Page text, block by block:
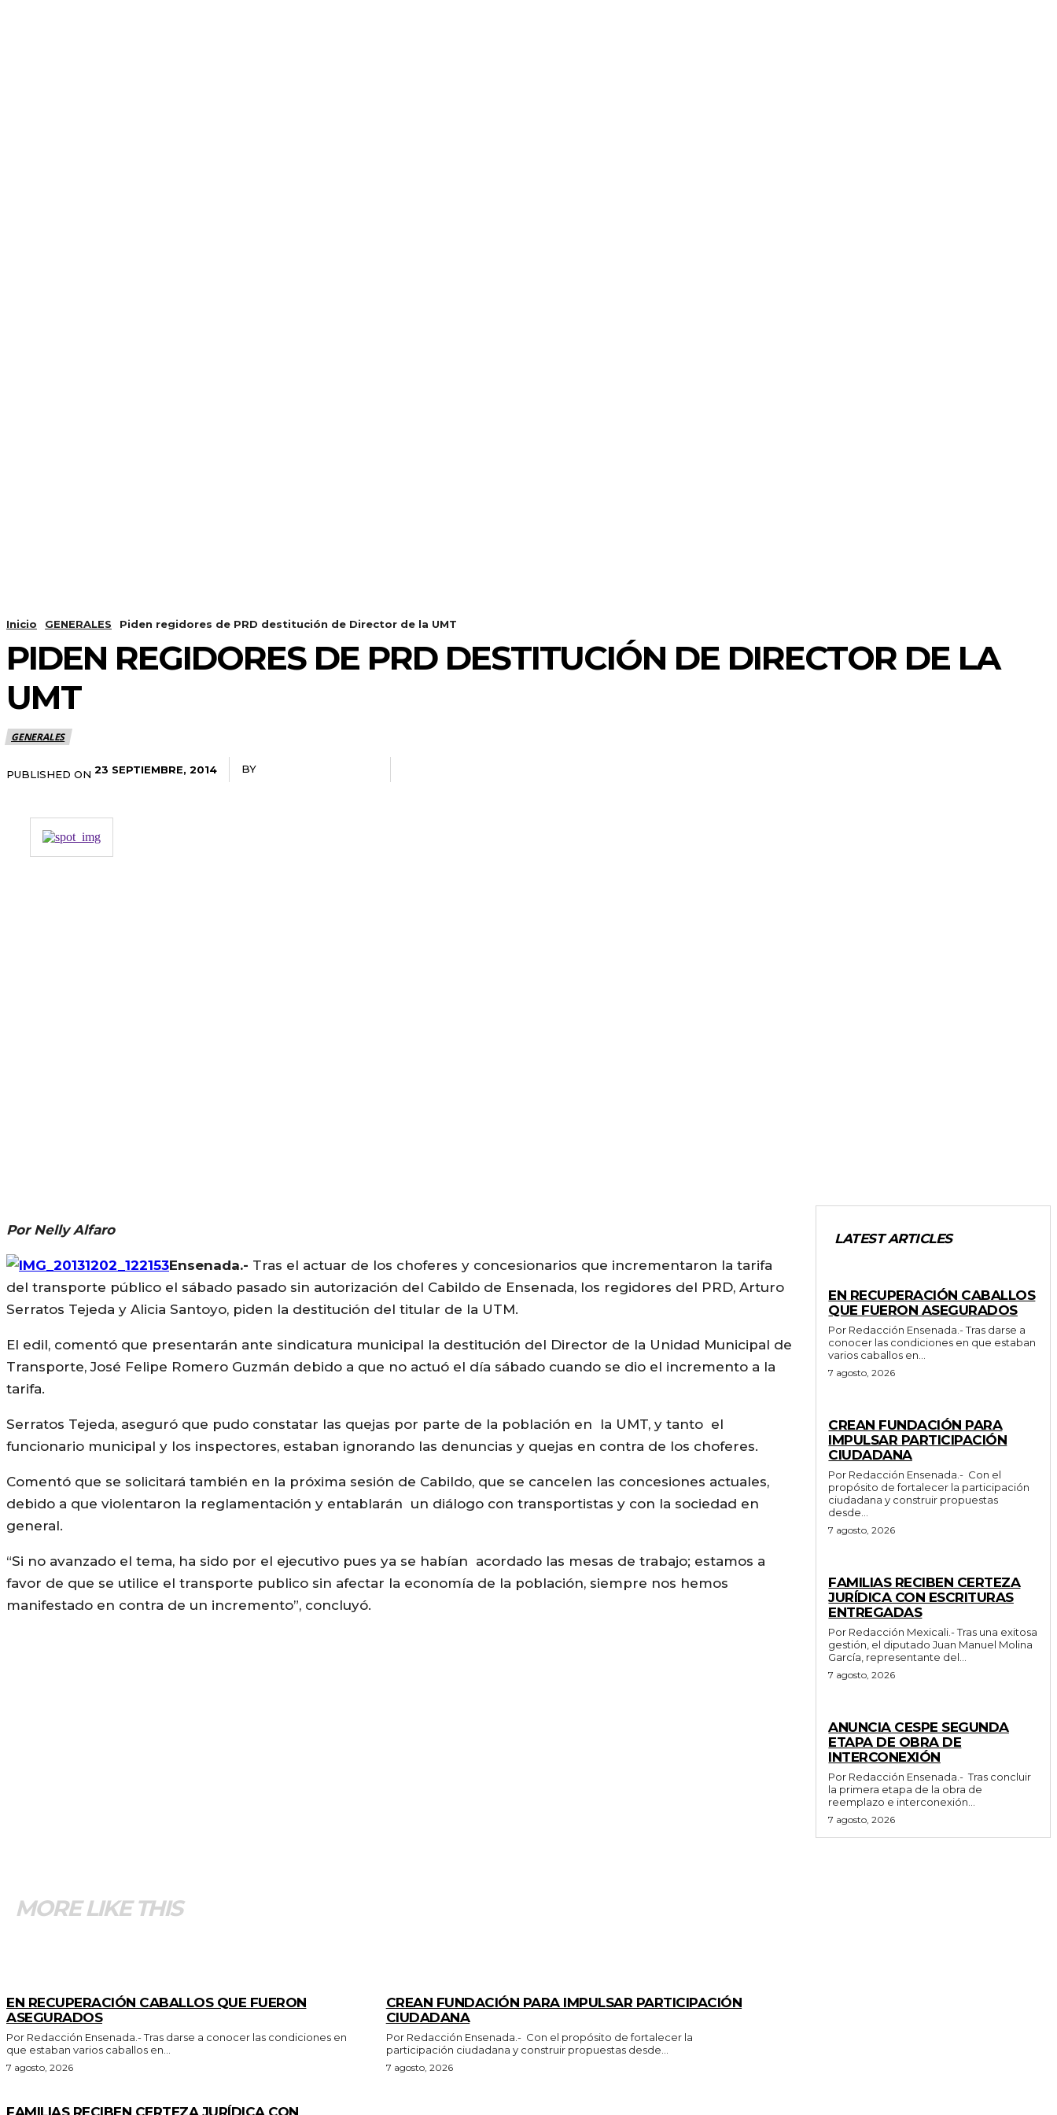
Inicio GENERALES Piden regidores de PRD destitución de Director de la UMT
PIDEN REGIDORES DE PRD DESTITUCIÓN DE DIRECTOR DE LA
UMT
GENERALES
PUBLISHED ON 23 SEPTIEMBRE, 2014 BY
Por Nelly Alfaro
Ensenada.- Tras el actuar de los choferes y concesionarios que incrementaron la tarifa
del transporte público el sábado pasado sin autorización del Cabildo de Ensenada, los regidores del PRD, Arturo
Serratos Tejeda y Alicia Santoyo, piden la destitución del titular de la UTM.
El edil, comentó que presentarán ante sindicatura municipal la destitución del Director de la Unidad Municipal de
Transporte, José Felipe Romero Guzmán debido a que no actuó el día sábado cuando se dio el incremento a la
tarifa.
Serratos Tejeda, aseguró que pudo constatar las quejas por parte de la población en la UMT, y tanto el
funcionario municipal y los inspectores, estaban ignorando las denuncias y quejas en contra de los choferes.
Comentó que se solicitará también en la próxima sesión de Cabildo, que se cancelen las concesiones actuales,
debido a que violentaron la reglamentación y entablarán un diálogo con transportistas y con la sociedad en
general.
“Si no avanzado el tema, ha sido por el ejecutivo pues ya se habían acordado las mesas de trabajo; estamos a
favor de que se utilice el transporte publico sin afectar la economía de la población, siempre nos hemos
manifestado en contra de un incremento”, concluyó.
LATEST ARTICLES
EN RECUPERACIÓN CABALLOS
QUE FUERON ASEGURADOS
Por Redacción Ensenada.- Tras darse a
conocer las condiciones en que estaban
varios caballos en...
7 agosto, 2026
CREAN FUNDACIÓN PARA
IMPULSAR PARTICIPACIÓN
CIUDADANA
Por Redacción Ensenada.- Con el
propósito de fortalecer la participación
ciudadana y construir propuestas
desde...
7 agosto, 2026
FAMILIAS RECIBEN CERTEZA
JURÍDICA CON ESCRITURAS
ENTREGADAS
Por Redacción Mexicali.- Tras una exitosa
gestión, el diputado Juan Manuel Molina
García, representante del...
7 agosto, 2026
ANUNCIA CESPE SEGUNDA
ETAPA DE OBRA DE
INTERCONEXIÓN
Por Redacción Ensenada.- Tras concluir
la primera etapa de la obra de
reemplazo e interconexión...
7 agosto, 2026
MORE LIKE THIS
EN RECUPERACIÓN CABALLOS QUE FUERON
ASEGURADOS
Por Redacción Ensenada.- Tras darse a conocer las condiciones en
que estaban varios caballos en...
7 agosto, 2026
CREAN FUNDACIÓN PARA IMPULSAR PARTICIPACIÓN
CIUDADANA
Por Redacción Ensenada.- Con el propósito de fortalecer la
participación ciudadana y construir propuestas desde...
7 agosto, 2026
FAMILIAS RECIBEN CERTEZA JURÍDICA CON